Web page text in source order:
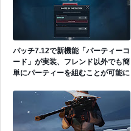
パッチ7.12で新機能「パーティーコ
ード」が実装、フレンド以外でも簡
単にパーティーを組むことが可能に